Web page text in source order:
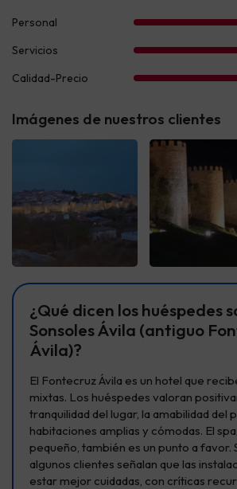
Imágenes de nuestros clientes
¿Qué dicen los huéspedes
Sonsoles Ávila (antiguo
Ávila)?
El Fontecruz Ávila es un hotel que
mixtas. Los huéspedes valoran
tranquilidad del lugar, la amabilidad del
habitaciones amplias y cómodas. El
pequeño, también es un punto a favor.
algunos clientes señalan que las
estar mejor cuidadas, con críticas